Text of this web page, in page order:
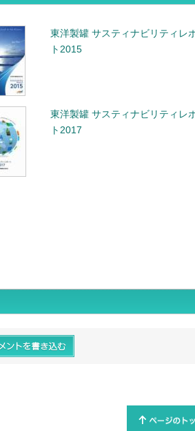
東洋製罐 サスティナビリティレ
ト2015
東洋製罐 サスティナビリティレ
ト2017